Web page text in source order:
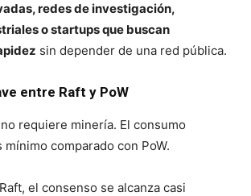
redes de investigación,
o startups que buscan
sin depender de una red pública.
entre Raft y PoW
requiere minería. El consumo
comparado con PoW.
el consenso se alcanza casi